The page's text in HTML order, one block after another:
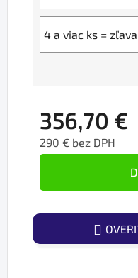
4 a viac ks =
356,70 €
290 € bez DPH